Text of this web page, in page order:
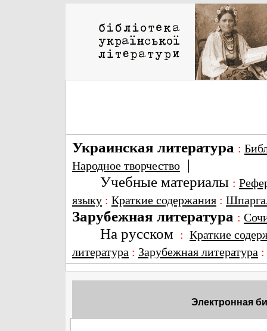
Украинская литература :
Народное творчество |
Учебные материалы :
языку : Краткие содержания :
Зарубежная литература :
На русском : Краткие
литература : Зарубежная литература
Электронная